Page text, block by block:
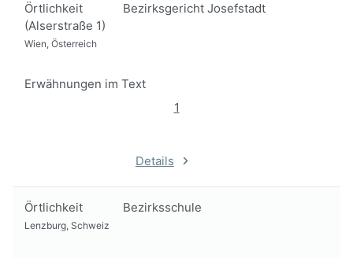
Örtlichkeit
Bezirksgericht Josefstadt
(Alserstraße 1)
Wien, Österreich
Erwähnungen im Text
1
Details
Örtlichkeit Bezirksschule
Lenzburg, Schweiz